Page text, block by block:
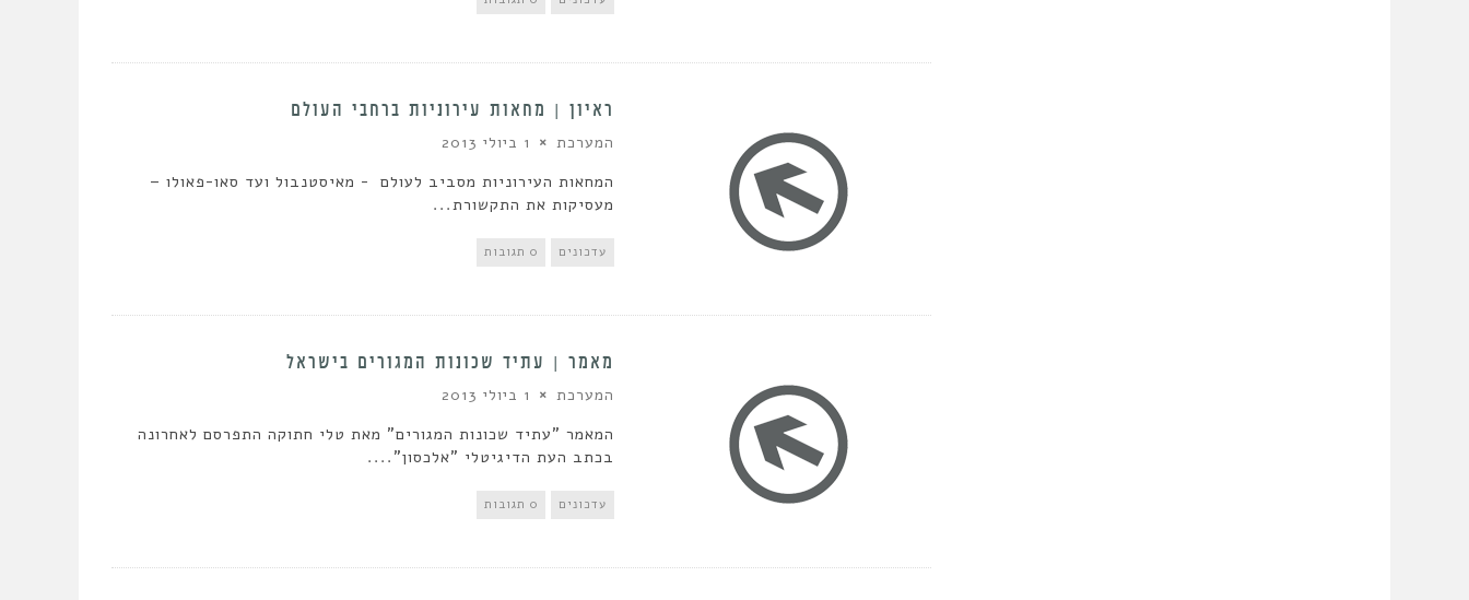
ראיון | מחאות עירוניות ברחבי העולם
המערכת 1 ביולי 2013
המחאות העירוניות מסביב לעולם - מאיסטנבול ועד סאו-פאולו –
מעסיקות את התקשורת...
עדכונים 0 תגובות
מאמר | עתיד שכונות המגורים בישראל
המערכת 1 ביולי 2013
המאמר "עתיד שכונות המגורים" מאת טלי חתוקה התפרסם לאחרונה
בכתב העת הדיגיטלי "אלכסון"....
עדכונים 0 תגובות